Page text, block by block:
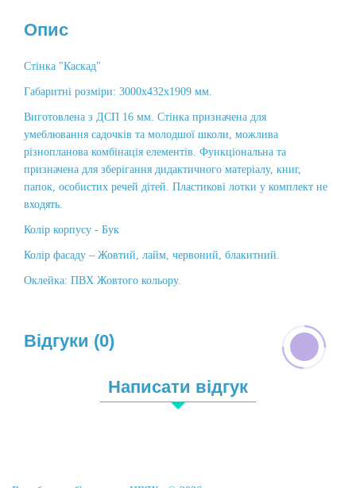
Опис
Стінка "Каскад"
Габаритні розміри: 3000х432х1909 мм.
Виготовлена з ДСП 16 мм. Стінка призначена для
умеблювання садочків та молодшої школи, можлива
різнопланова комбінація елементів. Функціональна та
призначена для зберігання дидактичного матеріалу, книг,
папок, особистих речей дітей. Пластикові лотки у комплект не
входять.
Колір корпусу - Бук
Колір фасаду – Жовтий, лайм, червоний, блакитний.
Оклейка: ПВХ Жовтого кольору.
Відгуки (0)
Написати відгук